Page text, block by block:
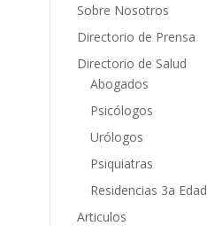
Sobre Nosotros
Directorio de Prensa
Directorio de Salud
Abogados
Psicólogos
Urólogos
Psiquiatras
Residencias 3a Edad
Articulos